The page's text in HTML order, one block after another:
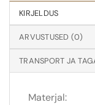
KIRJELDUS
ARVUSTUSED (0)
Materjal: